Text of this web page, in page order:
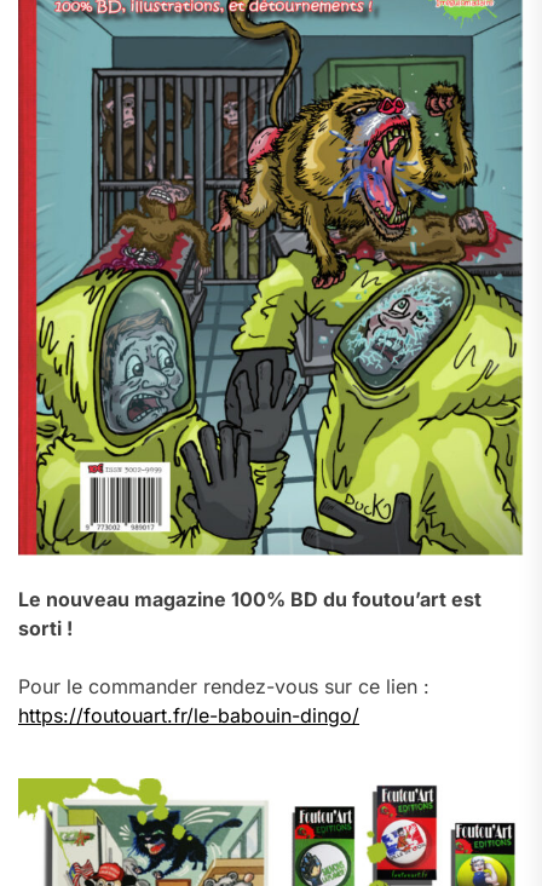
Le nouveau magazine 100% BD du foutou’art est
sorti !
Pour le commander rendez-vous sur ce lien :
https://foutouart.fr/le-babouin-dingo/